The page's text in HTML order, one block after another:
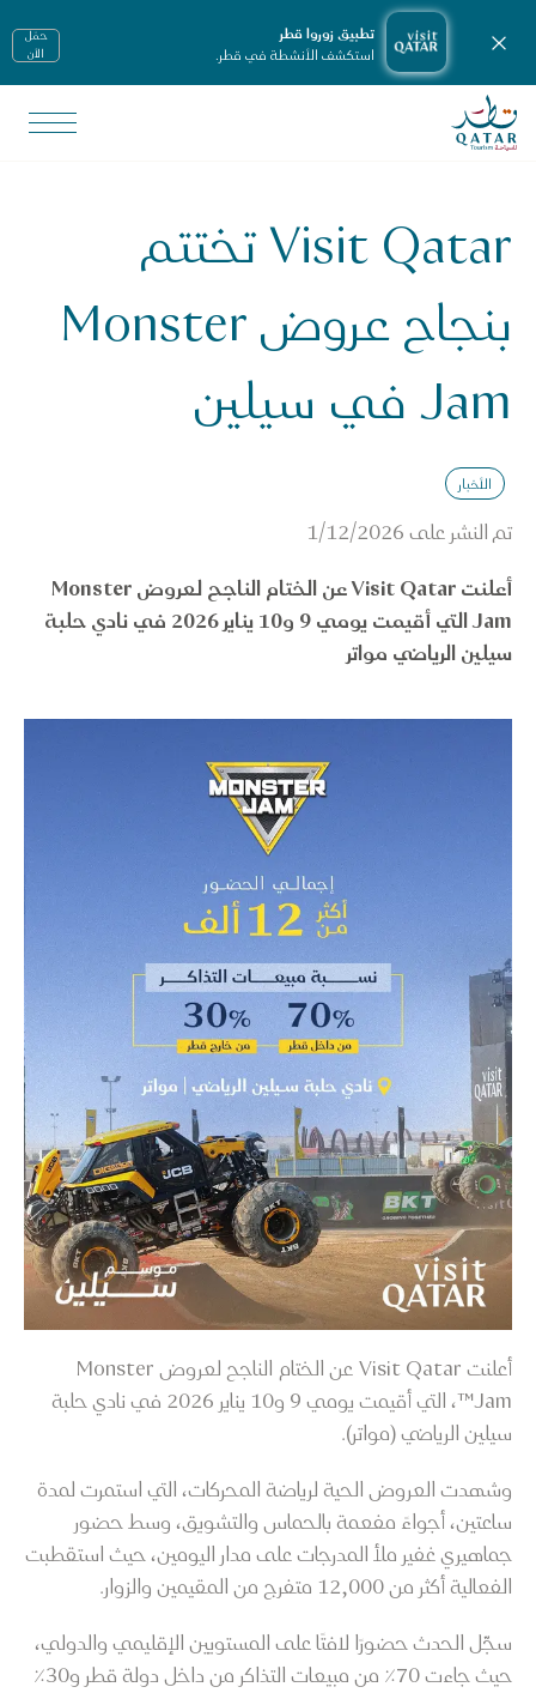
تطبيق زوروا قطر
استكشف الأنشطة في قطر.
حمّل
الأن
إغلاق الإشعارات
الصفحة الرئيسية لموقع VisitQatar
Visit Qatar تختتم بنجاح عروض Monster Jam في سيلين
Visit Qatar تختتم
بنجاح عروض Monster
Jam في سيلين
الأخبار
تم النشر على 1/12/2026
أعلنت Visit Qatar عن الختام الناجح لعروض Monster
Jam التي أقيمت يومي 9 و10 يناير 2026 في نادي حلبة
سيلين الرياضي مواتر
أعلنت Visit Qatar عن الختام الناجح لعروض Monster
Jam™، التي أقيمت يومي 9 و10 يناير 2026 في نادي حلبة
سيلين الرياضي (مواتر).
وشهدت العروض الحية لرياضة المحركات، التي استمرت لمدة
ساعتين، أجواءً مفعمة بالحماس والتشويق، وسط حضور
جماهيري غفير ملأ المدرجات على مدار اليومين، حيث استقطبت
الفعالية أكثر من 12,000 متفرج من المقيمين والزوار.
سجّل الحدث حضورًا لافتًا على المستويين الإقليمي والدولي،
حيث جاءت 70٪ من مبيعات التذاكر من داخل دولة قطر و30٪